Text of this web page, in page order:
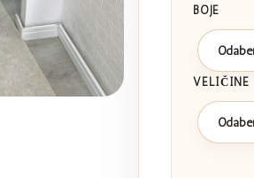
BOJE
VELIČINE